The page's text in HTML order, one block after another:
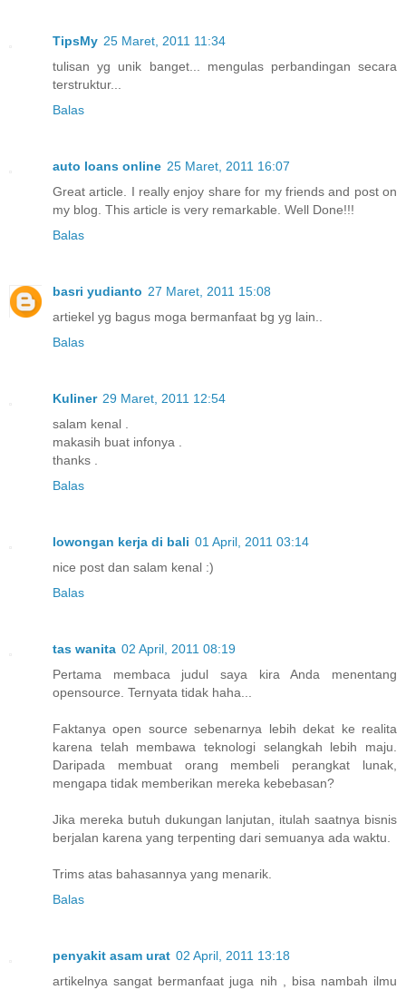
TipsMy 25 Maret, 2011 11:34
tulisan yg unik banget... mengulas perbandingan secara
terstruktur...
Balas
auto loans online 25 Maret, 2011 16:07
Great article. I really enjoy share for my friends and post on
my blog. This article is very remarkable. Well Done!!!
Balas
basri yudianto 27 Maret, 2011 15:08
artiekel yg bagus moga bermanfaat bg yg lain..
Balas
Kuliner 29 Maret, 2011 12:54
salam kenal .
makasih buat infonya .
thanks .
Balas
lowongan kerja di bali 01 April, 2011 03:14
nice post dan salam kenal :)
Balas
tas wanita 02 April, 2011 08:19
Pertama membaca judul saya kira Anda menentang
opensource. Ternyata tidak haha...
Faktanya open source sebenarnya lebih dekat ke realita
karena telah membawa teknologi selangkah lebih maju.
Daripada membuat orang membeli perangkat lunak,
mengapa tidak memberikan mereka kebebasan?
Jika mereka butuh dukungan lanjutan, itulah saatnya bisnis
berjalan karena yang terpenting dari semuanya ada waktu.
Trims atas bahasannya yang menarik.
Balas
penyakit asam urat 02 April, 2011 13:18
artikelnya sangat bermanfaat juga nih , bisa nambah ilmu